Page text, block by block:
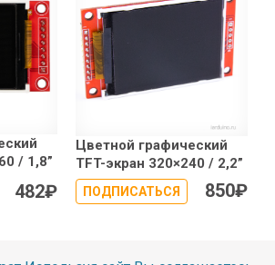
/ 1,8”
482₽
Цветной графический
TFT-экран 320×240 / 2,2”
ПОДПИСАТЬСЯ 850₽